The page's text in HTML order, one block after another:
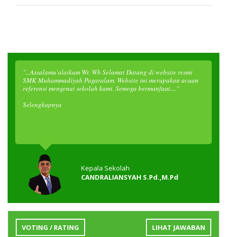
"...Assalamu'alaikum Wr. Wb Selamat Datang di website resmi
SMK Muhammadiyah Pagaralam. Website ini merupakan acuan
referensi mengenai sekolah kami. Semoga bermanfaat...."
Selengkapnya
Kepala Sekolah
CANDRALIANSYAH S.Pd.,M.Pd
VOTING / RATING LIHAT JAWABAN